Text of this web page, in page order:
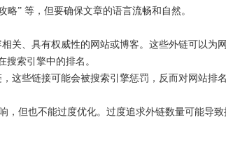
略” 等，但要确保文章的语言流畅和自然。
关、具有权威性的网站或博客。这些外链可以为
索引擎中的排名。
这些链接可能会被搜索引擎惩罚，反而对网站排
，但也不能过度优化。过度追求外链数量可能导